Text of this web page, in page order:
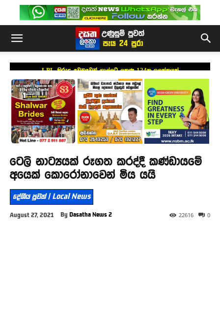
LPL කිරුළ වෙනුවෙන් ගාල්ලට ලකුණු 124ක ඉලක්කයක්
ටෙලි නාට්‍යයක් රූගත කරද්දී කණ්ඩායමේ
අයෙක් කොරෝනාවෙන් මිය යයි
දේශීය පුවත් | Local News
August 27, 2021 By Dasatha News 2 0
22616